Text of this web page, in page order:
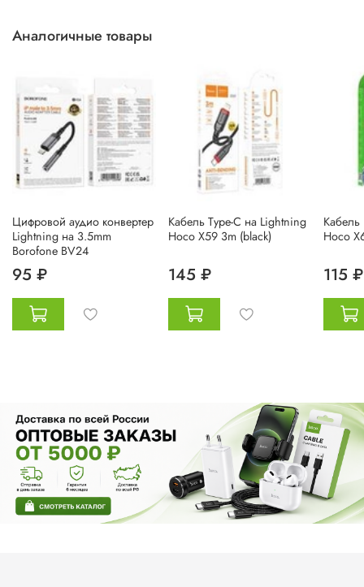
Аналогичные товары
Цифровой аудио конвертер
Lightning на 3.5mm
Borofone BV24
95 ₽
Кабель Type-C на Lightning
Hoco X59 3m (black)
145 ₽
Кабель
Hoco
115 ₽